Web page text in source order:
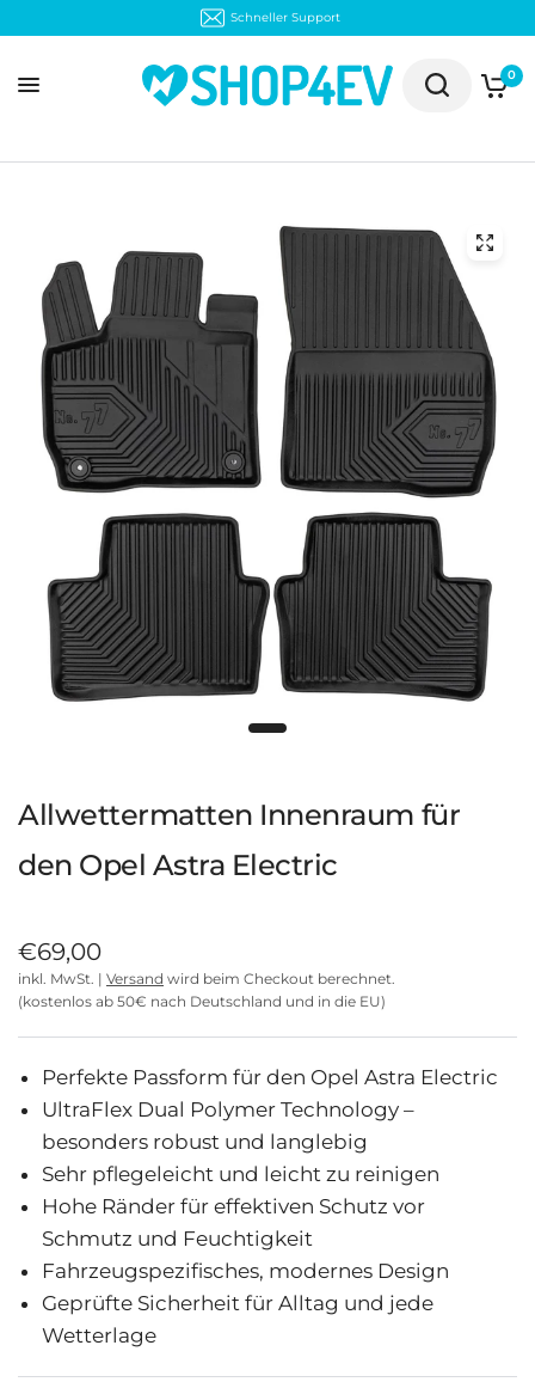
Schneller Support
0
Allwettermatten Innenraum für
den Opel Astra Electric
€69,00
inkl. MwSt. | Versand wird beim Checkout berechnet.
(kostenlos ab 50€ nach Deutschland und in die EU)
Perfekte Passform für den Opel Astra Electric
UltraFlex Dual Polymer Technology –
besonders robust und langlebig
Sehr pflegeleicht und leicht zu reinigen
Hohe Ränder für effektiven Schutz vor
Schmutz und Feuchtigkeit
Fahrzeugspezifisches, modernes Design
Geprüfte Sicherheit für Alltag und jede
Wetterlage